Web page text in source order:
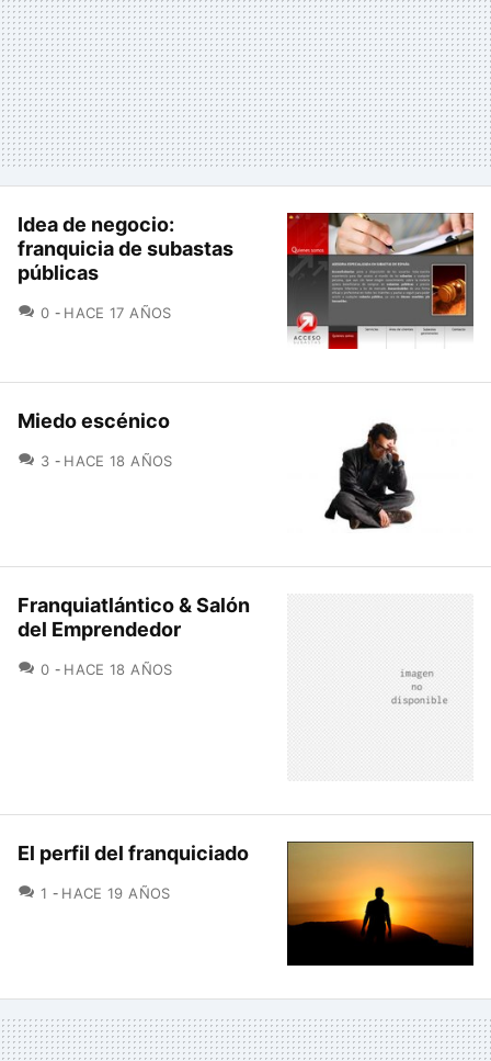
Idea de negocio:
franquicia de subastas
públicas
0 COMENTARIOS
HACE 17 AÑOS
Miedo escénico
3 COMENTARIOS
HACE 18 AÑOS
Franquiatlántico & Salón
del Emprendedor
0 COMENTARIOS
HACE 18 AÑOS
El perfil del franquiciado
1 COMENTARIOS
HACE 19 AÑOS